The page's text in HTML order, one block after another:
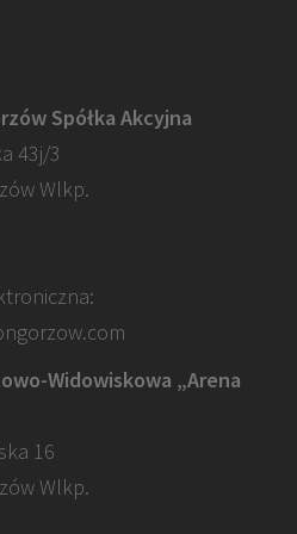
Spółka Akcyjna
43j/3
Wlkp.
Widowiskowa „Arena
16
Wlkp.